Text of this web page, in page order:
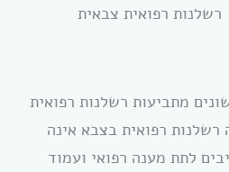
רשלנות רפואית צבאית
מתביעות רשלנות רפואית
רפואית בצבא אינה
לתת מענה רפואי ועמוד